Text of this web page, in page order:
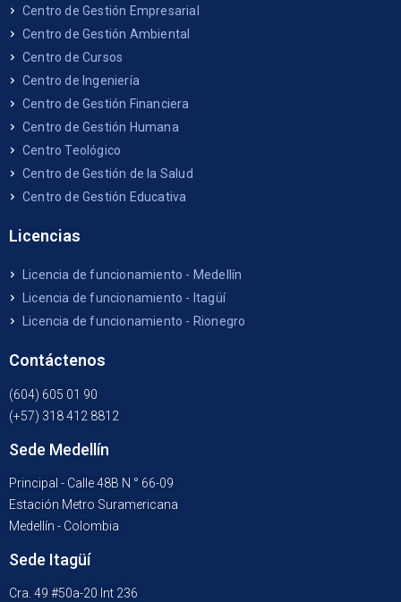
Centro de Gestión Empresarial
Centro de Gestión Ambiental
Centro de Cursos
Centro de Ingeniería
Centro de Gestión Financiera
Centro de Gestión Humana
Centro Teológico
Centro de Gestión de la Salud
Centro de Gestión Educativa
Licencias
Licencia de funcionamiento - Medellín
Licencia de funcionamiento - Itagüí
Licencia de funcionamiento - Rionegro
Contáctenos
(604) 605 01 90
(+57) 318 412 8812
Sede Medellín
Principal - Calle 48B N ° 66-09
Estación Metro Suramericana
Medellín - Colombia
Sede Itagüí
Cra. 49 #50a-20 Int 236